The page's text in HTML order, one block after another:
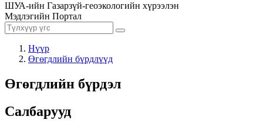
ШУА-ийн Газарзүй-геоэкологийн хүрээлэн
Мэдлэгийн Портал
Нүүр
Өгөгдлийн бүрдлүүд
Өгөгдлийн бүрдэл
Салбарууд